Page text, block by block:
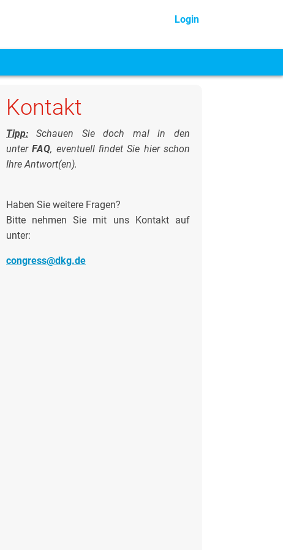
Login
Kontakt
Tipp: Schauen Sie doch mal in den
unterFAQ, eventuell findet Sie hier schon
Ihre Antwort(en).
Haben Sie weitere Fragen?
Bitte nehmen Sie mit uns Kontakt auf
unter:
congress@dkg.de